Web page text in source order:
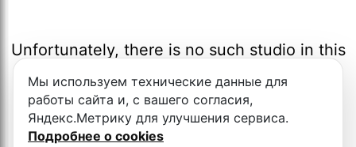
Unfortunately, there is no such studio in this
Мы используем технические данные для
работы сайта и, с вашего согласия,
Яндекс.Метрику для улучшения сервиса.
Подробнее о cookies